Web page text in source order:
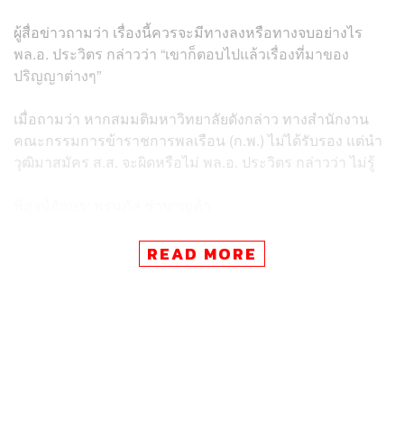
ผู้สื่อข่าวถามว่า เรื่องนี้ควรจะมีทางลงหรือทางจบอย่างไร
พล.อ. ประวิตร กล่าวว่า “เขาก็ตอบไปแล้วเรื่องที่มาของ
ปริญญาต่างๆ”
เมื่อถามว่า หากสมมติมหาวิทยาลัยดังกล่าว ทางสำนักงาน
คณะกรรมการข้าราชการพลเรือน (ก.พ.) ไม่ได้รับรอง แต่นำ
วุฒิมาสมัคร ส.ส. จะผิดหรือไม่ พล.อ. ประวิตร กล่าวว่า ไม่รู้
ประวิตร วงษ์สุวรรณ ธรรมนัส พรหมเผ่า
READ MORE